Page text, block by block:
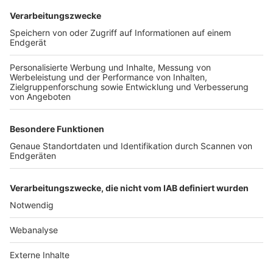
TOP-VEREINE
TOP-PARTNER
Nutzungsbedingungen Datenschutz Impressum